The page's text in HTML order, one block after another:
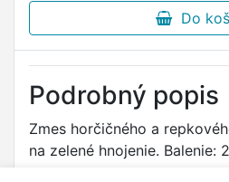
Do
Podrobný popis
Zmes horčičného a
na zelené hnojenie. Balenie: